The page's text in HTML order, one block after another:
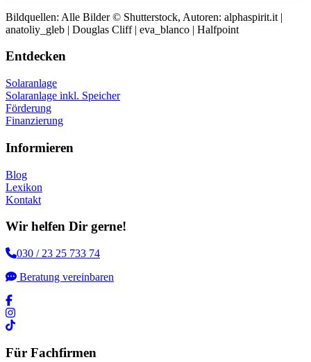
Bildquellen: Alle Bilder © Shutterstock, Autoren: alphaspirit.it |
anatoliy_gleb | Douglas Cliff | eva_blanco | Halfpoint
Entdecken
Solaranlage
Solaranlage inkl. Speicher
Förderung
Finanzierung
Informieren
Blog
Lexikon
Kontakt
Wir helfen Dir gerne!
030 / 23 25 733 74
Beratung vereinbaren
Für Fachfirmen